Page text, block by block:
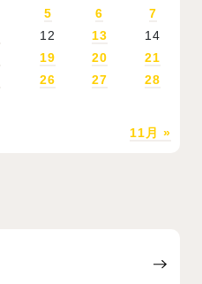
11月 »
5 6
7
12 13
14
19 20
21
26 27
28